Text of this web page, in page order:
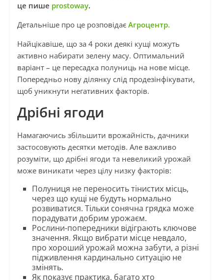
це пише prostoway.
Детальніше про це розповідає Агроцентр.
Найцікавіше, що за 4 роки деякі кущі можуть
активно набирати зелену масу. Оптимальний
варіант – це пересадка полуниць на нове місце.
Попередньо нову ділянку слід продезінфікувати,
щоб уникнути негативних факторів.
Дрібні ягоди
Намагаючись збільшити врожайність, дачники
застосовують десятки методів. Але важливо
розуміти, що дрібні ягоди та невеликий урожай
може виникати через цілу низку факторів:
Полуниця не переносить тінистих місць,
через що кущі не будуть нормально
розвиватися. Тільки сонячна грядка може
порадувати добрим урожаєм.
Рослини-попередники відіграють ключове
значення. Якщо вибрати місце невдало,
про хороший урожай можна забути, а різні
підживлення кардинально ситуацію не
змінять.
Як показує практика, багато хто